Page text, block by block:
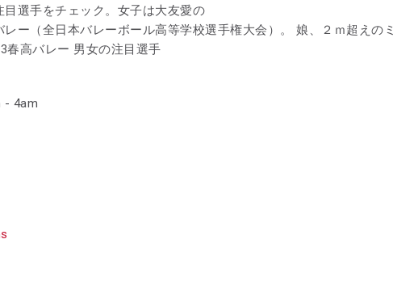
選手をチェック。女子は大友愛の
レー（全日本バレーボール高等学校選手権大会）。 娘、２ｍ超えのミ
春高バレー 男女の注目選手
- 4am